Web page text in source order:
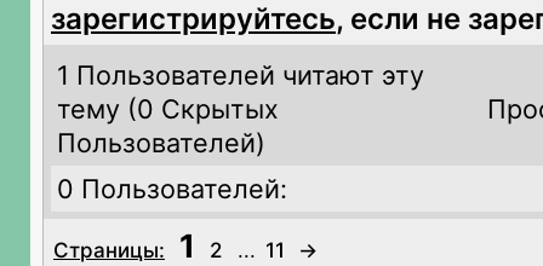
зарегистрируйтесь, если не
1 Пользователей читают эту
тему (0 Скрытых
Пользователей)
0 Пользователей:
Страницы: 1 2 ... 11 →